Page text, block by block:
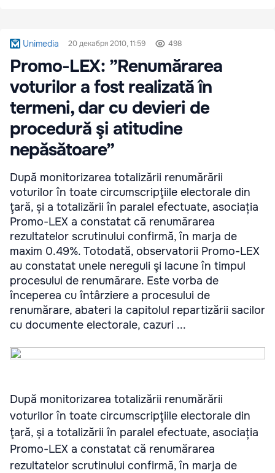
Unimedia 20 декабря 2010, 11:59 498
Promo-LEX: ”Renumărarea
voturilor a fost realizată în
termeni, dar cu devieri de
procedură şi atitudine
nepăsătoare”
După monitorizarea totalizării renumărării
voturilor în toate circumscripţiile electorale din
ţară, și a totalizării în paralel efectuate, asociația
Promo-LEX a constatat că renumărarea
rezultatelor scrutinului confirmă, în marja de
maxim 0.49%. Totodată, observatorii Promo-LEX
au constatat unele nereguli şi lacune în timpul
procesului de renumărare. Este vorba de
începerea cu întârziere a procesului de
renumărare, abateri la capitolul repartizării sacilor
cu documente electorale, cazuri ...
După monitorizarea totalizării renumărării
voturilor în toate circumscripţiile electorale din
ţară, și a totalizării în paralel efectuate, asociația
Promo-LEX a constatat că renumărarea
rezultatelor scrutinului confirmă, în marja de